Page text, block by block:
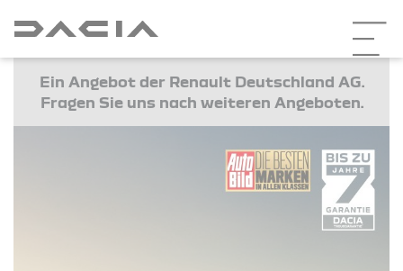
Ein Angebot der Renault Deutschland AG.
Fragen Sie uns nach weiteren Angeboten.